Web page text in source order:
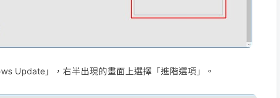
Update」，右半出現的畫面上選擇「進階選項」。